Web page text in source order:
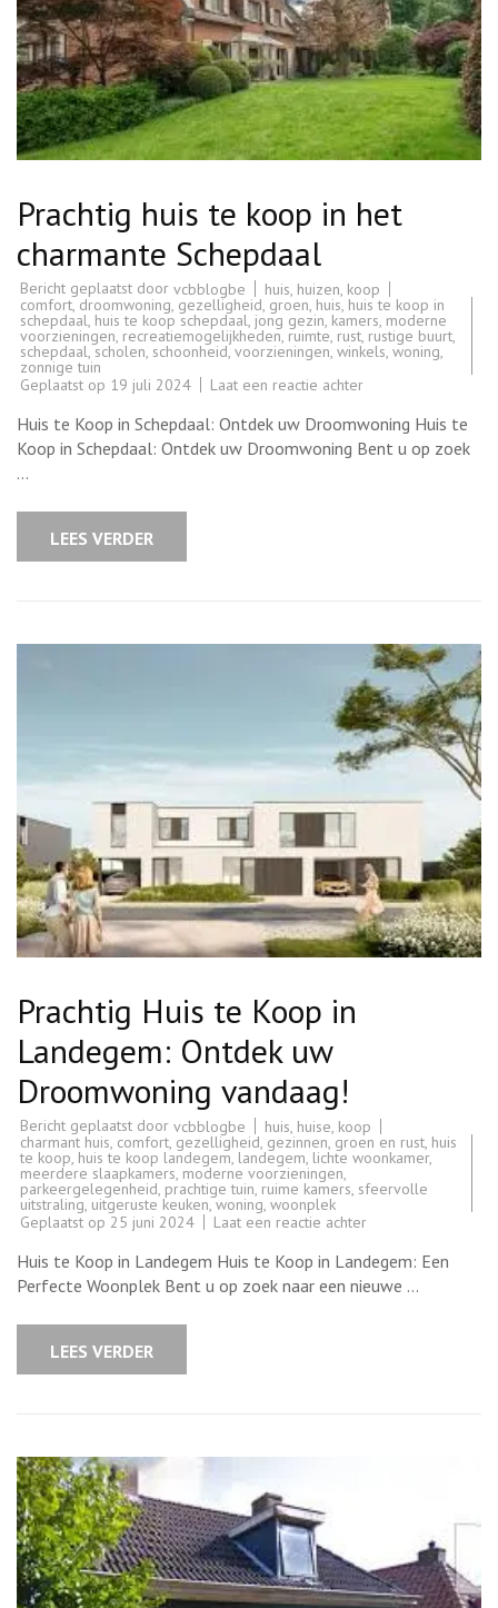
Prachtig huis te koop in het
charmante Schepdaal
Bericht geplaatst door vcbblogbe huis huizen koop
comfort, droomwoning, gezelligheid, groen, huis, huis te koop in
schepdaal, huis te koop schepdaal, jong gezin, kamers, moderne
voorzieningen, recreatiemogelijkheden, ruimte, rust, rustige buurt,
schepdaal,scholen, schoonheid,voorzieningen, winkels, woning,
zonnige tuin
Geplaatst op 19 juli 2024 Laat een reactie achterop
te
koop
in
Huis te Koop in Schepdaal: Ontdek uw Droomwoning Huis te
Koop in Schepdaal: Ontdek uw Droomwoning Bent u op zoek
…
LEES VERDER
Prachtig Huis te Koop in
Landegem: Ontdek uw
Droomwoning vandaag!
Bericht geplaatst door vcbblogbe huis, huise, koop
charmant huis, comfort, gezelligheid, gezinnen, groen en rust, huis
te koop, huis te koop landegem, landegem, lichte woonkamer,
meerdere slaapkamers, moderne voorzieningen,
parkeergelegenheid, prachtige tuin, ruime kamers, sfeervolle
uitstraling, uitgeruste keuken, woning, woonplek
Geplaatst op 25 juni 2024 Laat een reactie achterop
Huis
te
Koop
in
Huis te Koop in Landegem Huis te Koop in Landegem: Een
Perfecte Woonplek Bent u op zoek naar een nieuwe …
LEES VERDER